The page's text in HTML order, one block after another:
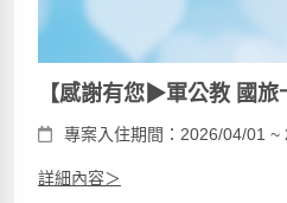
【感謝有您▶軍公教 國旅
專案入住期間：2026/04/01 ~
詳細內容＞